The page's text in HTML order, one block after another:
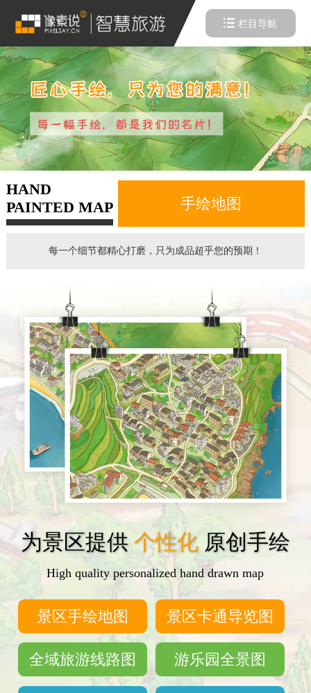
栏目导航
HAND
PAINTED MAP
手绘地图
每一个细节都精心打磨，只为成品超乎您的预期！
为景区提供 个性化原创手绘
High quality personalized hand drawn map
景区手绘地图 景区卡通导览图
全域旅游线路图 游乐园全景图